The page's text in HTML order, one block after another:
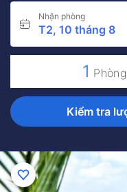
Nhận phòng
T2, 10 tháng 8
1 Phòng
Kiểm tra